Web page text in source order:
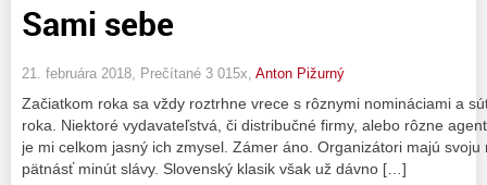
Sami sebe
21. februára 2018, Prečítané 3 015x, Anton Pižurný
Začiatkom roka sa vždy roztrhne vrece s rôznymi nomináciami a
roka. Niektoré vydavateľstvá, či distribučné firmy, alebo rôzne
je mi celkom jasný ich zmysel. Zámer áno. Organizátori majú
pätnásť minút slávy. Slovenský klasik však už dávno […]